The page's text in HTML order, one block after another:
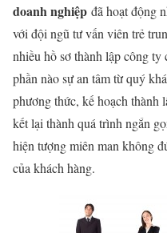
doanh nghiệp đã hoạt động
với đội ngũ tư vấn viên trẻ
nhiều hồ sơ thành lập công
phần nào sự an tâm từ quý
phương thức, kế hoạch thành
kết lại thành quá trình ngắn
hiện tượng miên man không
của khách hàng.